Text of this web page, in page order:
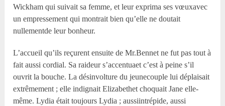
Wickham qui suivait sa femme, et leur exprima ses vœuxavec
un empressement qui montrait bien qu’elle ne doutait
nullementde leur bonheur.
L’accueil qu’ils reçurent ensuite de Mr.Bennet ne fut pas tout à
fait aussi cordial. Sa raideur s’accentuaet c’est à peine s’il
ouvrit la bouche. La désinvolture du jeunecouple lui déplaisait
extrêmement ; elle indignait Elizabethet choquait Jane elle-
même. Lydia était toujours Lydia ; aussiintrépide, aussi